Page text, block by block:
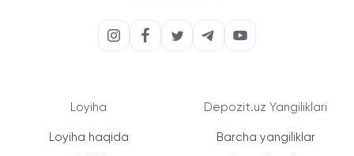
Loyiha
Loyiha haqida
Depozit.uz Yangiliklari
Barcha yangiliklar